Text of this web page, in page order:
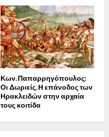
Κων. Παπαρρηγόπουλος:
Οι Δωριείς. Η επάνοδος των
Ηρακλειδών στην αρχαία
τους κοιτίδα